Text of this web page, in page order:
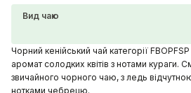
Вид чаю
Чорний кенійський чай категорії
аромат солодких квітів з нотами кураги.
звичайного чорного чаю, з ледь відчутною
нотками чебрецю.